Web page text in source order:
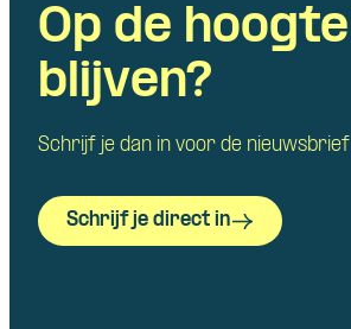
Op de hoogte
blijven?
Schrijf je dan in voor de nieuwsbrief
Schrijf je direct in